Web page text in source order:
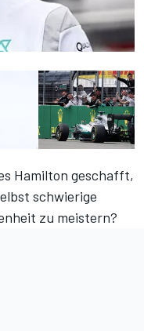
Hamilton geschafft,
schwierige
zu meistern?